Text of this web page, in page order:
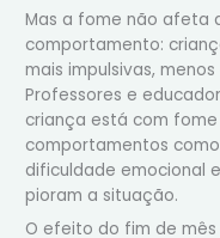
Mas a fome não afeta
comportamento:
mais impulsivas,
Professores e
criança está com
comportamentos
dificuldade emocional
pioram a situação.
O efeito do fim de mês